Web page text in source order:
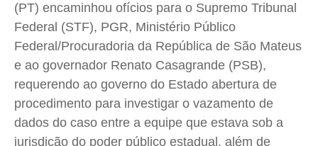
(PT) encaminhou ofícios para o Supremo Tribunal
Federal (STF), PGR, Ministério Público
Federal/Procuradoria da República de São Mateus
e ao governador Renato Casagrande (PSB),
requerendo ao governo do Estado abertura de
procedimento para investigar o vazamento de
dados do caso entre a equipe que estava sob a
jurisdição do poder público estadual, além de